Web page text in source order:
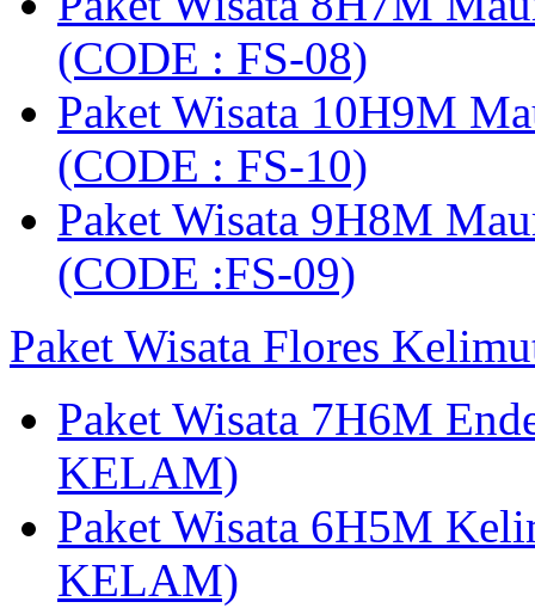
(CODE : FS-08)
Paket Wisata 10H9M
(CODE : FS-10)
Paket Wisata 9H8M
(CODE :FS-09)
Paket Wisata Flores
Paket Wisata 7H6M
KELAM)
Paket Wisata 6H5M
KELAM)